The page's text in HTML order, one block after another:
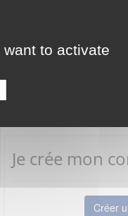
Je crée mon
Créer
to activate